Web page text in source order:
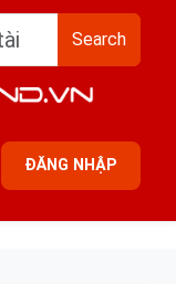
Search
ĐĂNG NHẬP